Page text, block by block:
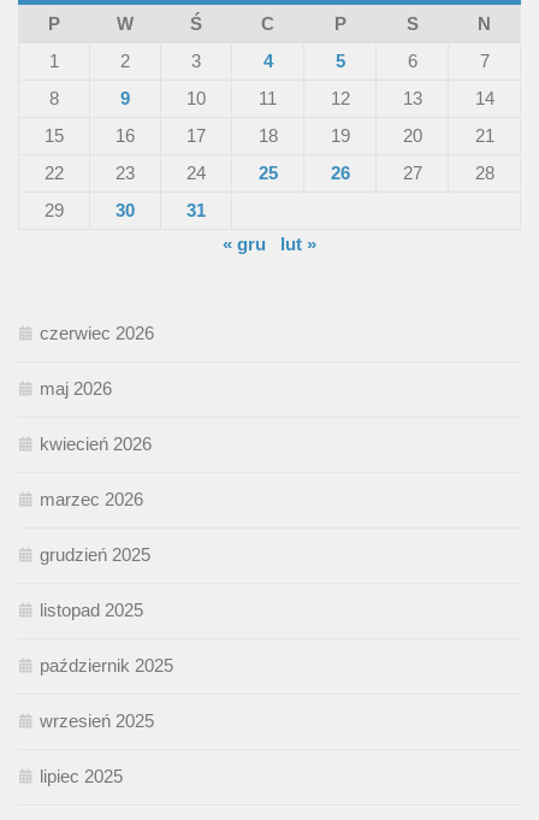
P
W Ś C P S
N
1
2 3 4 5 6
7
8
9 10 11 12 13
14
15
16 17 18 19 20
21
22
23 24 25 26 27
28
29
30
31
« gru
lut »
czerwiec 2026
maj 2026
kwiecień 2026
marzec 2026
grudzień 2025
listopad 2025
październik 2025
wrzesień 2025
lipiec 2025